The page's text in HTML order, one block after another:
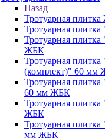
Назад
Тротуарная
Тротуарная
Тротуарная
ЖБК
Тротуарная
(комплект)" 60 мм
Тротуарная
60 мм ЖБК
Тротуарная
ЖБК
Тротуарная
мм ЖБК